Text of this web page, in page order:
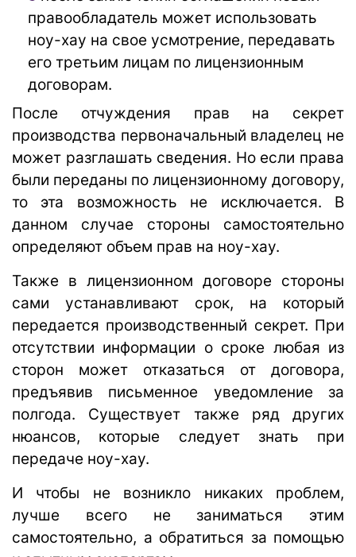
правообладатель может использовать
ноу-хау на свое усмотрение, передавать
его третьим лицам по лицензионным
договорам.
После отчуждения прав на секрет
производства первоначальный владелец не
может разглашать сведения. Но если права
были переданы по лицензионному договору,
то эта возможность не исключается. В
данном случае стороны самостоятельно
определяют объем прав на ноу-хау.
Также в лицензионном договоре стороны
сами устанавливают срок, на который
передается производственный секрет. При
отсутствии информации о сроке любая из
сторон может отказаться от договора,
предъявив письменное уведомление за
полгода. Существует также ряд других
нюансов, которые следует знать при
передаче ноу-хау.
И чтобы не возникло никаких проблем,
лучше всего не заниматься этим
самостоятельно, а обратиться за помощью